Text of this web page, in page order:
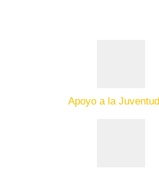
Apoyo a la Juventud